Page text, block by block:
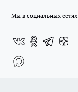
Мы в социальных сетях